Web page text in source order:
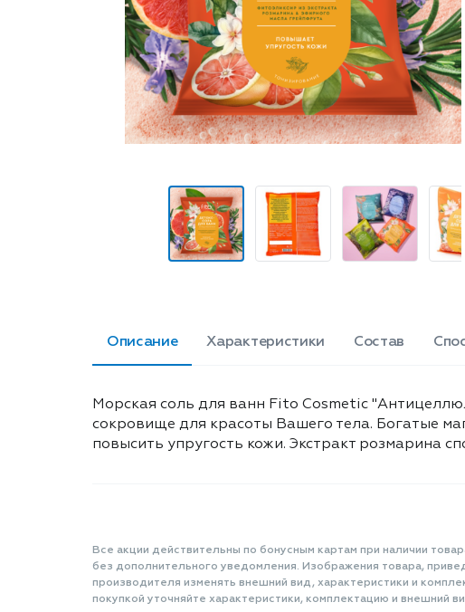
Описание Характеристики Состав
Морская соль для ванн Fito Cosmetic
сокровище для красоты Вашего тела. Богатые
повысить упругость кожи. Экстракт розмарина
Все акции действительны по бонусным картам при наличии
без дополнительного уведомления. Изображения товара,
производителя изменять внешний вид, характеристики и
покупкой уточняйте характеристики, комплектацию и внешний